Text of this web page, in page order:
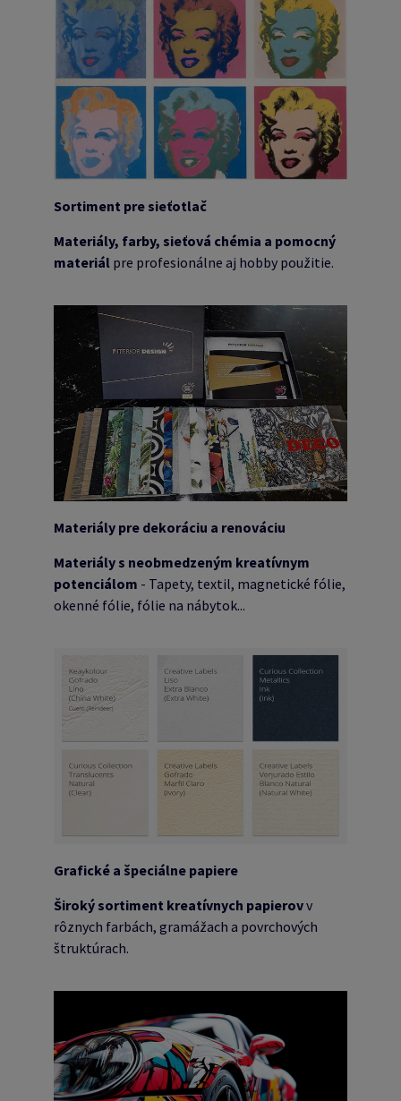
Sortiment pre sieťotlač
Materiály, farby, sieťová chémia a pomocný
materiál pre profesionálne aj hobby použitie.
Materiály pre dekoráciu a renováciu
Materiály s neobmedzeným kreatívnym
potenciálom - Tapety, textil, magnetické fólie,
okenné fólie, fólie na nábytok...
Grafické a špeciálne papiere
Široký sortiment kreatívnych papierovv
rôznych farbách, gramážach a povrchových
štruktúrach.